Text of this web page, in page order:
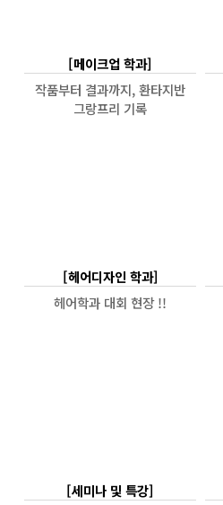
[메이크업 학과]
작품부터 결과까지, 환타지반
그랑프리 기록
[헤어디자인 학과]
헤어학과 대회 현장 !!
[세미나 및 특강]